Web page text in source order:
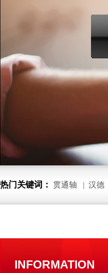
热门关键词： 贯通轴 | 汉德
INFORMATION